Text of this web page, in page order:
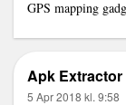
GPS mapping
Apk Extractor
5 Apr 2018 kl. 9:58